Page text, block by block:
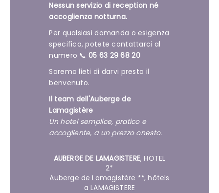
Nessun servizio di reception né
accoglienza notturna.
Per qualsiasi domanda o esigenza
specifica, potete contattarci al
numero 📞 05 63 29 68 20
Saremo lieti di darvi presto il
benvenuto.
Il team dell'Auberge de
Lamagistère
Un hotel semplice, pratico e
accogliente, a un prezzo onesto.
AUBERGE DE LAMAGISTERE,HOTEL
2*
Auberge de Lamagistère
, hôtels
a LAMAGISTERE